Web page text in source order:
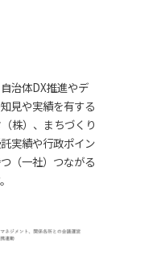
治体DX推進やデ
見や実績を有する
株）、まちづくり
実績や行政ポイン
（一社）つながる